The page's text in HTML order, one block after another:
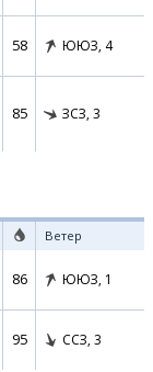
58 ЮЮЗ, 4
85 ЗСЗ, 3
Ветер
86 ЮЮЗ, 1
95 ССЗ, 3